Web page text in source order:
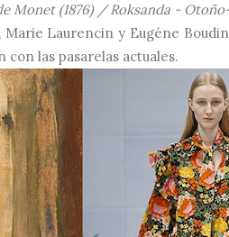
Monet (1876) / Roksanda -
Marie Laurencin y Eugéne
las pasarelas actuales.